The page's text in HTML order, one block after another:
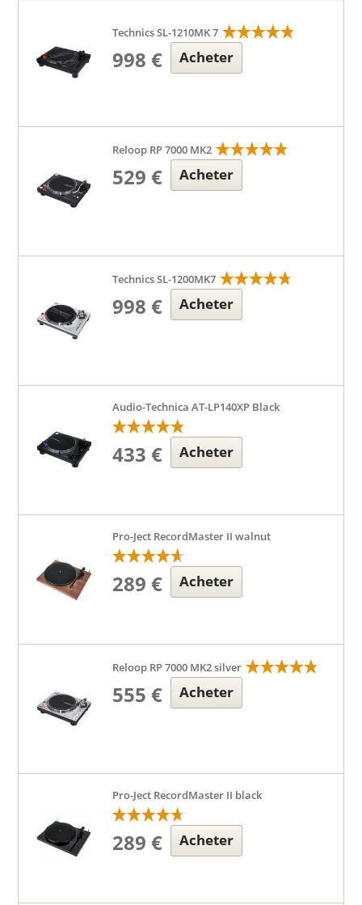
Technics SL-1210MK 7
998 € Acheter
Reloop RP 7000 MK2
529 € Acheter
Technics SL-1200MK7
998 € Acheter
Audio-Technica AT-LP140XP Black
433 € Acheter
Pro-Ject RecordMaster II walnut
289 € Acheter
Reloop RP 7000 MK2 silver
555 € Acheter
Pro-Ject RecordMaster II black
289 € Acheter